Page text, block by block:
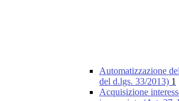
Automatizzazione
del d.lgs. 33/2013) 1
Acquisizione